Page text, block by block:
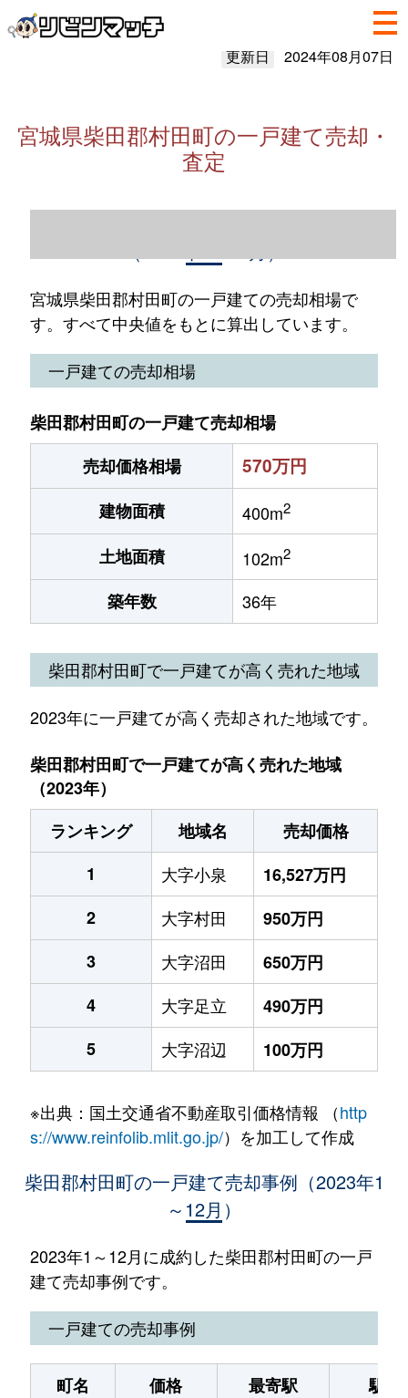
更新日 2024年08月07日
宮城県柴田郡村田町の一戸建て売却・
査定
宮城県柴田郡村田町の一戸建ての売却相場で
す。すべて中央値をもとに算出しています。
一戸建ての売却相場
柴田郡村田町の一戸建て売却相場
売却価格相場
570万円
建物面積 400m2
土地面積 102m2
築年数 36年
柴田郡村田町で一戸建てが高く売れた地域
2023年に一戸建てが高く売却された地域です。
柴田郡村田町で一戸建てが高く売れた地域
（2023年）
ランキング
地域名
売却価格
1
大字小泉
16,527万円
2
大字村田
950万円
3
大字沼田
650万円
4
大字足立
490万円
5
大字沼辺 100万円
※出典：国土交通省不動産取引価格情報 （http
s://www.reinfolib.mlit.go.jp/）を加工して作成
柴田郡村田町の一戸建て売却事例（2023年1
～12月）
2023年1～12月に成約した柴田郡村田町の一戸
建て売却事例です。
一戸建ての売却事例
町名 価格 最寄駅
駅徒